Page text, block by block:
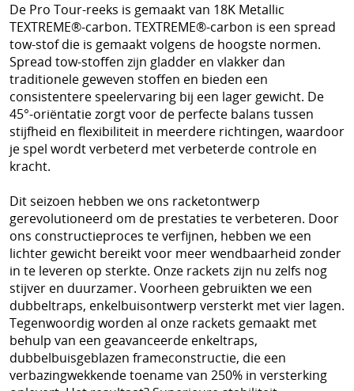
Preventie en letsels
Protection and repair paddle rackets Distribution
Schoenen
Tennis
Trainers Materiaal
De Pro Tour-reeks is gemaakt van 18K Metallic
TEXTREME®-carbon. TEXTREME®-carbon is een spread
tow-stof die is gemaakt volgens de hoogste normen.
Spread tow-stoffen zijn gladder en vlakker dan
traditionele geweven stoffen en bieden een
consistentere speelervaring bij een lager gewicht. De
45°-oriëntatie zorgt voor de perfecte balans tussen
stijfheid en flexibiliteit in meerdere richtingen, waardoor
je spel wordt verbeterd met verbeterde controle en
kracht.
Dit seizoen hebben we ons racketontwerp
gerevolutioneerd om de prestaties te verbeteren. Door
ons constructieproces te verfijnen, hebben we een
lichter gewicht bereikt voor meer wendbaarheid zonder
in te leveren op sterkte. Onze rackets zijn nu zelfs nog
stijver en duurzamer. Voorheen gebruikten we een
dubbeltraps, enkelbuisontwerp versterkt met vier lagen.
Tegenwoordig worden al onze rackets gemaakt met
behulp van een geavanceerde enkeltraps,
dubbelbuisgeblazen frameconstructie, die een
verbazingwekkende toename van 250% in versterking